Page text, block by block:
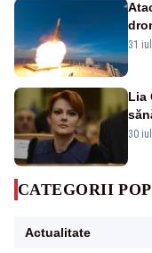
31
Lia
30
CATEGORII
Actualitate